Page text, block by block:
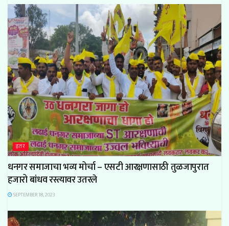
इतर
धनगर समाजाचा भव्य मोर्चा – एसटी आरक्षणासाठी तुळजापुरात
हजारो बांधव रस्त्यावर उतरले
SEPTEMBER 18, 2023